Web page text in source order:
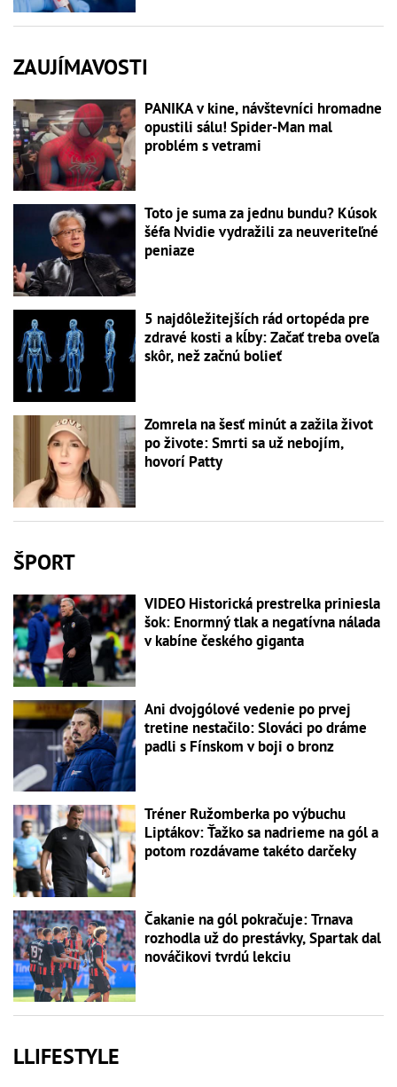
ZAUJÍMAVOSTI
PANIKA v kine, návštevníci hromadne
opustili sálu! Spider-Man mal
problém s vetrami
Toto je suma za jednu bundu? Kúsok
šéfa Nvidie vydražili za neuveriteľné
peniaze
5 najdôležitejších rád ortopéda pre
zdravé kosti a kĺby: Začať treba oveľa
skôr, než začnú bolieť
Zomrela na šesť minút a zažila život
po živote: Smrti sa už nebojím,
hovorí Patty
ŠPORT
VIDEO Historická prestrelka priniesla
šok: Enormný tlak a negatívna nálada
v kabíne českého giganta
Ani dvojgólové vedenie po prvej
tretine nestačilo: Slováci po dráme
padli s Fínskom v boji o bronz
Tréner Ružomberka po výbuchu
Liptákov: Ťažko sa nadrieme na gól a
potom rozdávame takéto darčeky
Čakanie na gól pokračuje: Trnava
rozhodla už do prestávky, Spartak dal
nováčikovi tvrdú lekciu
LLIFESTYLE